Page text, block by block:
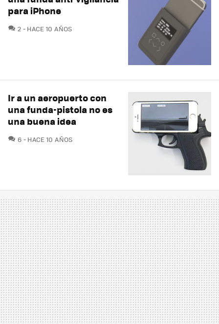
para iPhone
2 COMENTARIOS
HACE 10 AÑOS
Ir a un aeropuerto con
una funda-pistola no es
una buena idea
6 COMENTARIOS
HACE 10 AÑOS